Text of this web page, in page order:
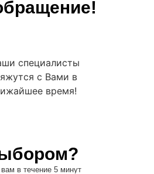
специалисты
с Вами в
время!
в течение 5 минут